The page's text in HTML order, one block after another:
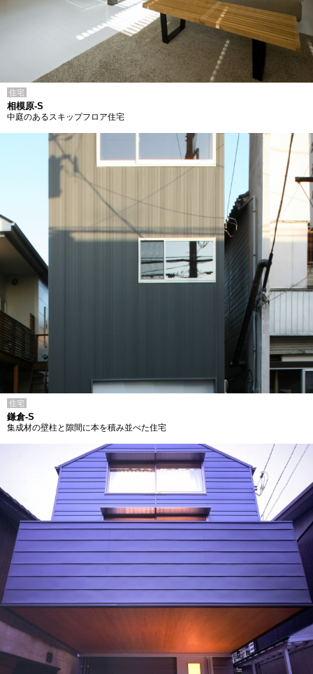
住宅
相模原-S
中庭のあるスキップフロア住宅
住宅
鎌倉-S
集成材の壁柱と隙間に本を積み並べた住宅